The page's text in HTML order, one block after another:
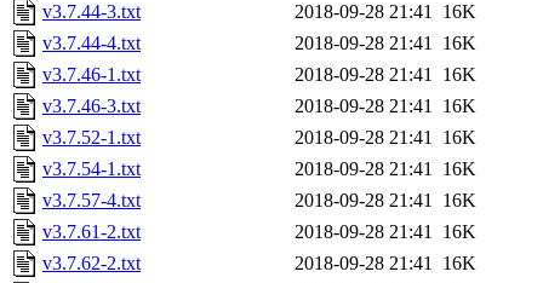
v3.7.44-3.txt
2018-09-28 21:41 16K
v3.7.44-4.txt
2018-09-28 21:41 16K
v3.7.46-1.txt
2018-09-28 21:41 16K
v3.7.46-3.txt
2018-09-28 21:41 16K
v3.7.52-1.txt
2018-09-28 21:41 16K
v3.7.54-1.txt
2018-09-28 21:41 16K
v3.7.57-4.txt
2018-09-28 21:41 16K
v3.7.61-2.txt
2018-09-28 21:41 16K
v3.7.62-2.txt
2018-09-28 21:41 16K